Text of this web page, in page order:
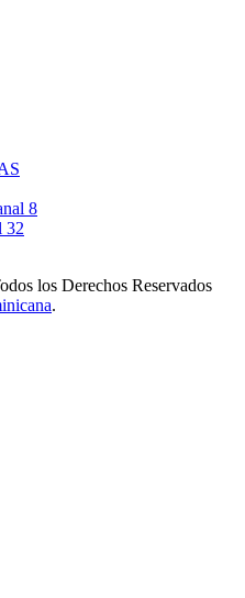
8
32
los Derechos Reservados
.